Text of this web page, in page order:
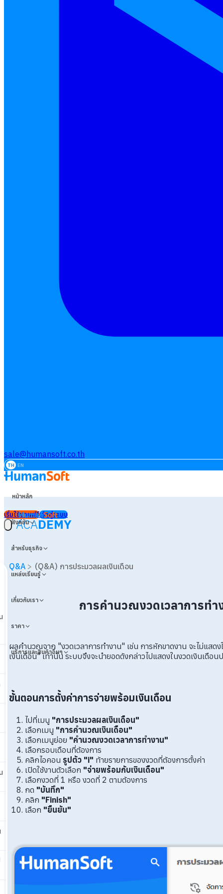
sale@humansoft.co.th
TH EN
หน้าหลัก
ฟังก์ชัน
สำหรับธุรกิจ
แหล่งเรียนรู้
เกี่ยวกับเรา
ราคา
บริการและสินค้าอื่นๆ
เริ่มใช้งานฟรีเข้าสู่ระบบ
ACADEMY
Q&A > (Q&A) การประมวลผลเงินเดือน
การคำนวณงวดเวลาการท
ผลคำนวณจาก "งวดเวลาการทำงาน" เช่น การหักขาดงาน จะไม่แ
เงินเดือน" เท่านั้น ระบบจึงจะนำยอดดังกล่าวไปแสดงในงวดเงินเดือน
ขั้นตอนการตั้งค่าการจ่ายพร้อมเงินเดือน
ไปที่เมนู "การประมวลผลเงินเดือน"
เลือกเมนู "การคำนวณเงินเดือน"
เลือกเมนูย่อย "คำนวณงวดเวลาการทำงาน"
เลือกรอบเดือนที่ต้องการ
คลิกไอคอน รูปตัว "i" ท้ายรายการของงวดที่ต้องการตั้งค่า
เปิดใช้งานตัวเลือก "จ่ายพร้อมกับเงินเดือน"
เลือกงวดที่ 1 หรือ งวดที่ 2 ตามต้องการ
กด "บันทึก"
คลิก "Finish"
เลือก "ยืนยัน"